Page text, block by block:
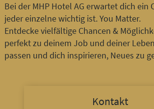
Bei der MHP Hotel AG erwartet dich ein
jeder einzelne wichtig ist. You Matter.
Entdecke vielfältige Chancen &
perfekt zu deinem Job und deiner
passen und dich inspirieren, Neues zu
Kontakt